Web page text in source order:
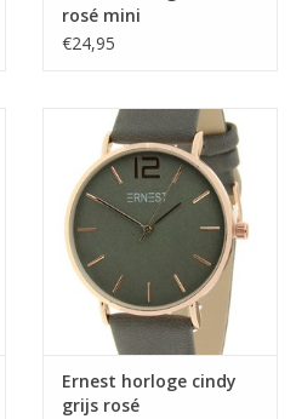
rosé mini
€24,95
Ernest horloge cindy
grijs rosé